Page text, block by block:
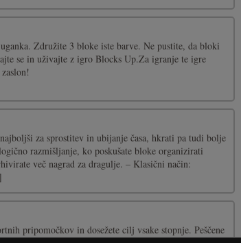
Združite 3 bloke iste barve. Ne pustite, da bloki
se in uživajte z igro Blocks Up.Za igranje te igre
za sprostitev in ubijanje časa, hkrati pa tudi bolje
razmišljanje, ko poskušate bloke organizirati
več nagrad za dragulje. – Klasični način:
pripomočkov in dosežete cilj vsake stopnje. Peščene